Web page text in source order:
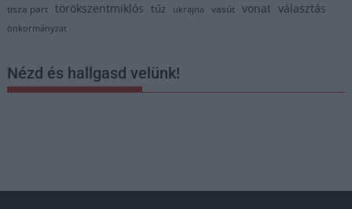
tisza part törökszentmiklós tűz ukrajna vasút vonat választás
önkormányzat
Nézd és hallgasd velünk!